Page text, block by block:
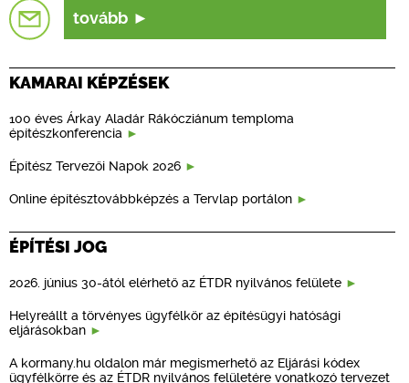
tovább
KAMARAI KÉPZÉSEK
100 éves Árkay Aladár Rákócziánum temploma
építészkonferencia
Építész Tervezői Napok 2026
Online építésztovábbképzés a Tervlap portálon
ÉPÍTÉSI JOG
2026. június 30-ától elérhető az ÉTDR nyilvános felülete
Helyreállt a törvényes ügyfélkör az építésügyi hatósági
eljárásokban
A kormany.hu oldalon már megismerhető az Eljárási kódex
ügyfélkörre és az ÉTDR nyilvános felületére vonatkozó tervezet